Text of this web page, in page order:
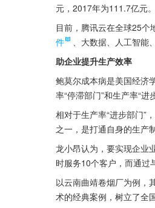
元，2017年为111.7亿元。
目前，腾讯云在全球25个
件
、大数据、人工智能
助企业提升生产效率
鲍莫尔成本病是美国经济
率“停滞部门”和生产率“进
相对于生产率“进步部门”
之一，是打通自身的生产
龙小昂认为，要实现企业
时服务10个客户，而通过
以云南曲靖卷烟厂为例，
术的经典案例，树立了全